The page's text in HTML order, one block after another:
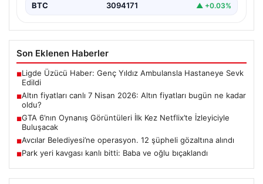
BTC 3094171 ▲ +0.03%
Son Eklenen Haberler
■Ligde Üzücü Haber: Genç Yıldız Ambulansla Hastaneye Sevk
Edildi
■Altın fiyatları canlı 7 Nisan 2026: Altın fiyatları bugün ne kadar
oldu?
■GTA 6’nın Oynanış Görüntüleri İlk Kez Netflix’te İzleyiciyle
Buluşacak
■Avcılar Belediyesi’ne operasyon. 12 şüpheli gözaltına alındı
■Park yeri kavgası kanlı bitti: Baba ve oğlu bıçaklandı